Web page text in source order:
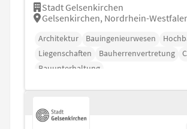
Stadt Gelsenkirchen
Gelsenkirchen, Nordrhein-
Architektur Bauingenieurwesen
Liegenschaften
Bauherrenvertretung
Bauunterhaltung